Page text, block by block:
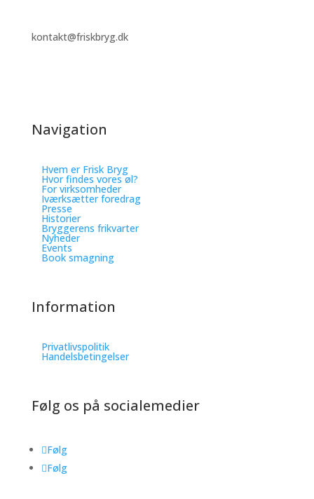
kontakt@friskbryg.dk
Navigation
Hvem er Frisk Bryg
Hvor findes vores øl?
For virksomheder
Iværksætter foredrag
Presse
Historier
Bryggerens frikvarter
Nyheder
Events
Book smagning
Information
Privatlivspolitik
Handelsbetingelser
Følg os på socialemedier
Følg
Følg